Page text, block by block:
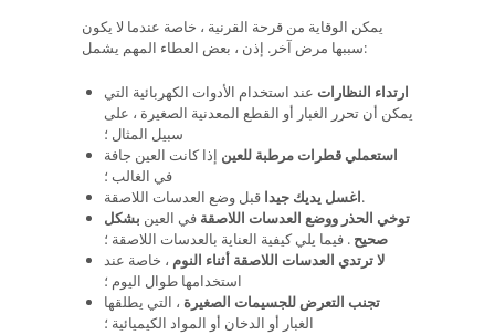
يمكن الوقاية من قرحة القرنية ، خاصة عندما لا يكون
سببها مرض آخر. إذن ، بعض العطاء المهم يشمل:
ارتداء النظارات عند استخدام الأدوات الكهربائية التي
يمكن أن تحرر الغبار أو القطع المعدنية الصغيرة ، على
سبيل المثال ؛
استعملي قطرات مرطبة للعين إذا كانت العين جافة
في الغالب ؛
اغسل يديك جيداقبل وضع العدسات اللاصقة.
توخي الحذر ووضع العدسات اللاصقة في العين بشكل
صحيح . فيما يلي كيفية العناية بالعدسات اللاصقة ؛
لا ترتدي العدسات اللاصقة أثناء النوم ، خاصة عند
استخدامها طوال اليوم ؛
تجنب التعرض للجسيمات الصغيرة ، التي يطلقها
الغبار أو الدخان أو المواد الكيميائية ؛